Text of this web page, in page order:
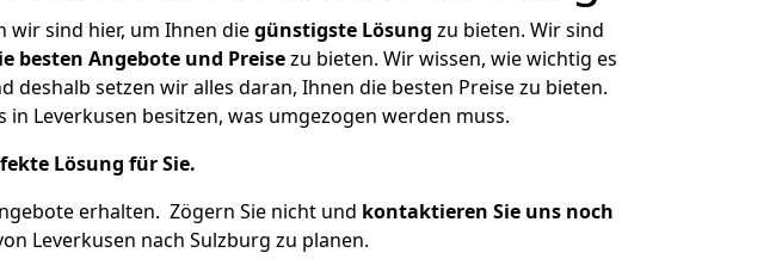
wir sind hier, um Ihnen diegünstigste Lösung zu bieten. Wir sind
besten Angebote und Preisezu bieten. Wir wissen, wie wichtig es
setzen wir alles daran, Ihnen die besten Preise zu bieten.
Leverkusen besitzen, was umgezogen werden muss.
Lösung für Sie.
erhalten. Zögern Sie nicht und kontaktieren Sie uns noch
Leverkusen nach Sulzburg zu planen.